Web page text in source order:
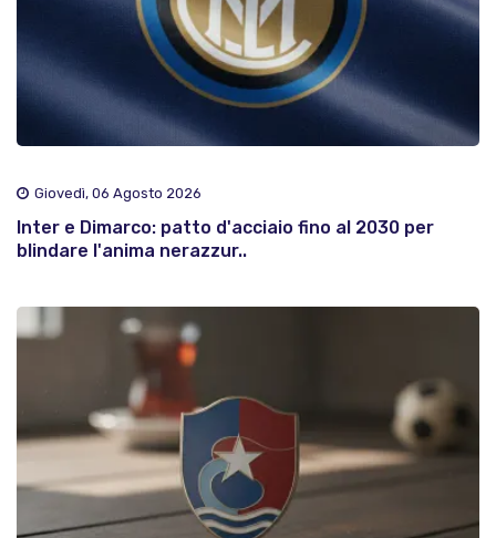
Giovedì, 06 Agosto 2026
Inter e Dimarco: patto d'acciaio fino al 2030 per
blindare l'anima nerazzur..